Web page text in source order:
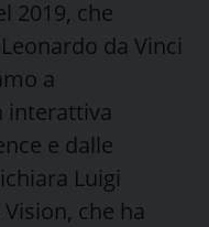
2019, che
da Vinci
a
interattiva
e dalle
Luigi
che ha